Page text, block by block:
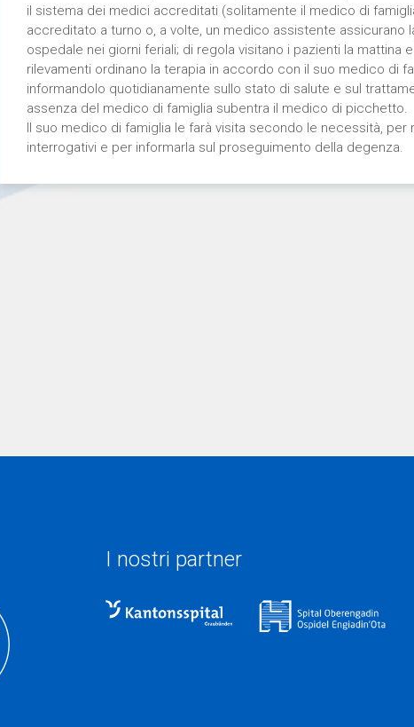
il sistema dei medici accreditati (solitamente il medico di
accreditato a turno o, a volte, un medico assistente assicurano
ospedale nei giorni feriali; di regola visitano i pazienti la mattina
rilevamenti ordinano la terapia in accordo con il suo medico di
informandolo quotidianamente sullo stato di salute e sul
assenza del medico di famiglia subentra il medico di picchetto.
Il suo medico di famiglia le farà visita secondo le necessità, per
interrogativi e per informarla sul proseguimento della degenza.
I nostri partner